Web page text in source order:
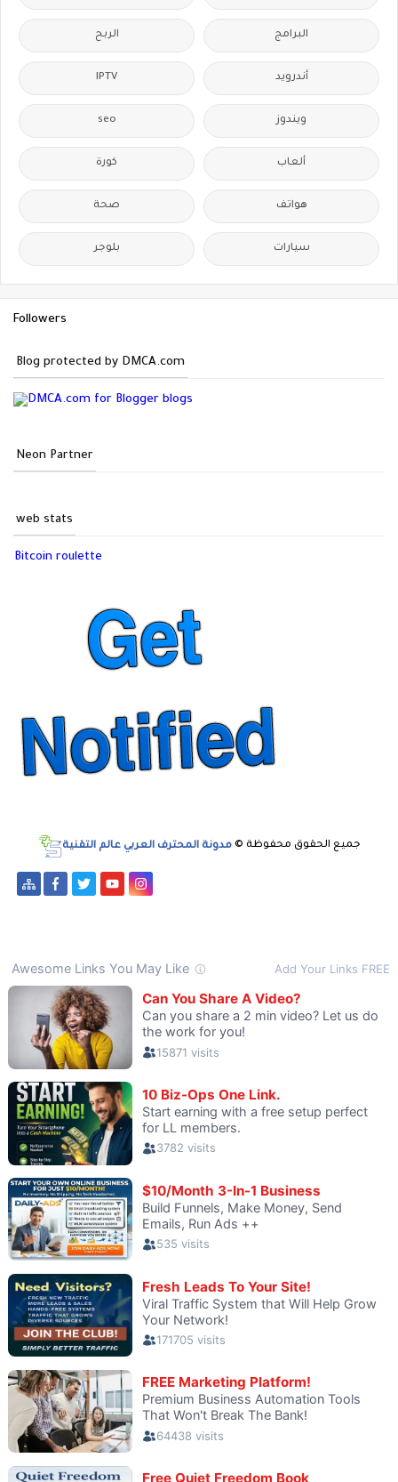
البرامج الربح
أندرويد IPTV
ويندوز seo
ألعاب كورة
هواتف صحة
سيارات بلوجر
Followers
Blog protected by DMCA.com
Neon Partner
web stats
Bitcoin roulette
جميع الحقوق محفوظة © مدونة المحترف العربي عالم التقنية